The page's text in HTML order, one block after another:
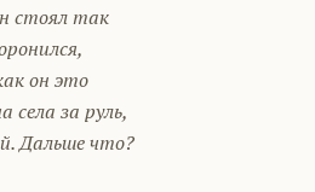
стоял так
он это
села за руль,
Дальше что?